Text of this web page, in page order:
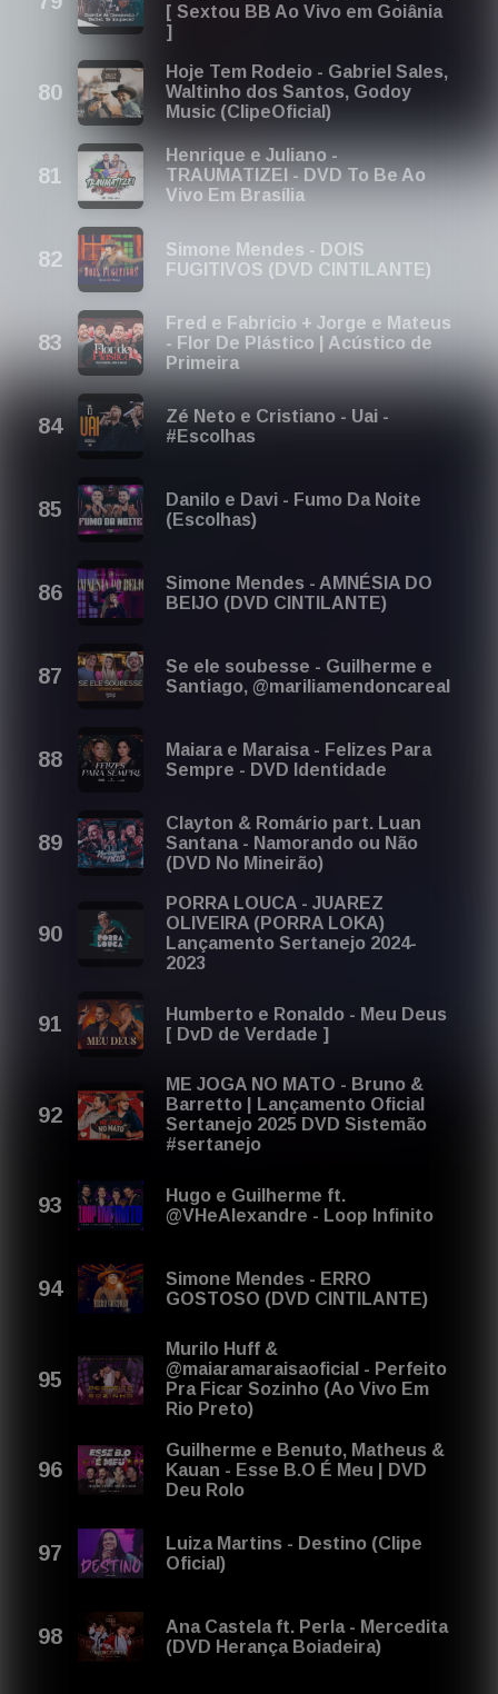
[ Sextou BB Ao Vivo em Goiânia
]
Hoje Tem Rodeio - Gabriel Sales,
Waltinho dos Santos, Godoy
Music (ClipeOficial)
Henrique e Juliano -
TRAUMATIZEI - DVD To Be Ao
Vivo Em Brasília
Simone Mendes - DOIS
FUGITIVOS (DVD CINTILANTE)
Fred e Fabrício + Jorge e Mateus
- Flor De Plástico | Acústico de
Primeira
Zé Neto e Cristiano - Uai -
#Escolhas
Danilo e Davi - Fumo Da Noite
(Escolhas)
Simone Mendes - AMNÉSIA DO
BEIJO (DVD CINTILANTE)
Se ele soubesse - Guilherme e
Santiago, @mariliamendoncareal
Maiara e Maraisa - Felizes Para
Sempre - DVD Identidade
Clayton & Romário part. Luan
Santana - Namorando ou Não
(DVD No Mineirão)
PORRA LOUCA - JUAREZ
OLIVEIRA (PORRA LOKA)
Lançamento Sertanejo 2024-
2023
Humberto e Ronaldo - Meu Deus
[ DvD de Verdade ]
ME JOGA NO MATO - Bruno &
Barretto | Lançamento Oficial
Sertanejo 2025 DVD Sistemão
#sertanejo
Hugo e Guilherme ft.
@VHeAlexandre - Loop Infinito
Simone Mendes - ERRO
GOSTOSO (DVD CINTILANTE)
Murilo Huff &
@maiaramaraisaoficial - Perfeito
Pra Ficar Sozinho (Ao Vivo Em
Rio Preto)
Guilherme e Benuto, Matheus &
Kauan - Esse B.O É Meu | DVD
Deu Rolo
Luiza Martins - Destino (Clipe
Oficial)
Ana Castela ft. Perla - Mercedita
(DVD Herança Boiadeira)